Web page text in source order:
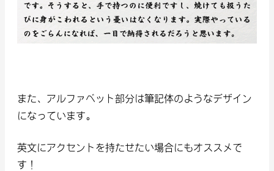
また、アルファベット部分は筆記体のようなデザイン
になっています。
英文にアクセントを持たせたい場合にもオススメで
す！